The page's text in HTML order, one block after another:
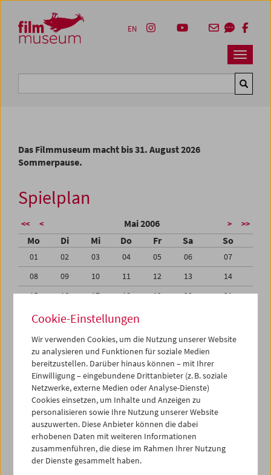
Zum Inhalt
Zum Hauptmenü
Zur Servicenavigation
Zum Suche
Navbar
EN
Das Filmmuseum macht bis 31. August 2026
Sommerpause.
Spielplan
<< < Mai 2006 > >>
Mo Di Mi Do Fr Sa So
01 02 03 04 05 06
07
08
09 10 11 12 13
14
15
16 17 18 19 20
21
22
23 24 25
29
31 02
04
05
06 07 08 09 10
iCalender
Programmheft-PDF
English language or subtitles
< Vorherige Woche
Cookie-Einstellungen
Wir verwenden Cookies, um die Nutzung unserer Website
zu analysieren und Funktionen für soziale Medien
bereitzustellen. Darüber hinaus können – mit Ihrer
Einwilligung – eingebundene Drittanbieter (z. B. soziale
Netzwerke, externe Medien oder Analyse-Dienste)
Cookies einsetzen, um Inhalte und Anzeigen zu
personalisieren sowie Ihre Nutzung unserer Website
auszuwerten. Diese Anbieter können die dabei
erhobenen Daten mit weiteren Informationen
zusammenführen, die diese im Rahmen Ihrer Nutzung
der Dienste gesammelt haben.